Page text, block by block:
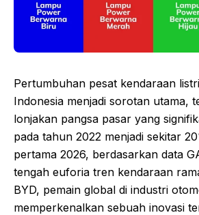
Pertumbuhan pesat kendaraan
Indonesia menjadi sorotan utama,
lonjakan pangsa pasar yang
pada tahun 2022 menjadi sekitar
pertama 2026, berdasarkan data
tengah euforia tren kendaraan
BYD, pemain global di industri
memperkenalkan sebuah inovasi